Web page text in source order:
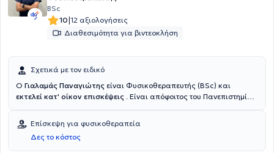
BSc
10|12 αξιολογήσεις
Διαθεσιμότητα για βιντεοκλήση
Σχετικά με τον ειδικό
Ο Γιαλαμάς Παναγιώτης είναι Φυσικοθεραπευτής (BSc) και
εκτελεί κατ' οίκον επισκέψεις . Είναι απόφοιτος του Πανεπιστημίου
φυσικοθεραπείες . Με 10 χρόνια εμπειρίας στην κατ' οίκον
αποκατάσταση και παράλληλα 6 χρόνια σε 2 ιδιωτικά
φυσικοθεραπευτήρια της Αθήνας, ασχολούμενος με μυοσκελετικά
Επίσκεψη για φυσικοθεραπεία
Δες το κόστος